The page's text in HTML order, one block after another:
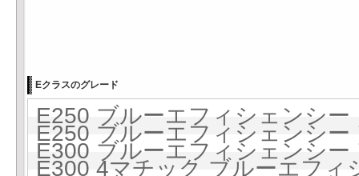
Eクラスのグレード
E250 ブルーエフィシェンシ
E250 ブルーエフィシェンシ
E300 ブルーエフィシェンシ
E300 4マチック ブルーエフ